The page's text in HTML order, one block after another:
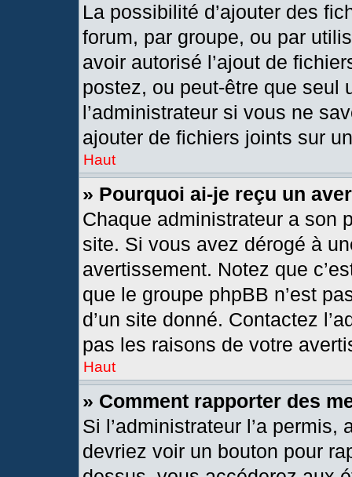
La possibilité d’ajouter des
forum, par groupe, ou par
avoir autorisé l’ajout de
postez, ou peut-être que seul
l’administrateur si vous ne
ajouter de fichiers joints sur
Haut
» Pourquoi ai-je reçu un
Chaque administrateur a son
site. Si vous avez dérogé à
avertissement. Notez que
que le groupe phpBB n’est
d’un site donné. Contactez
pas les raisons de votre
Haut
» Comment rapporter des
Si l’administrateur l’a
devriez voir un bouton pour